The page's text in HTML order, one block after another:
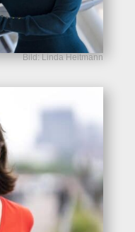
Bild: Linda Heitmann